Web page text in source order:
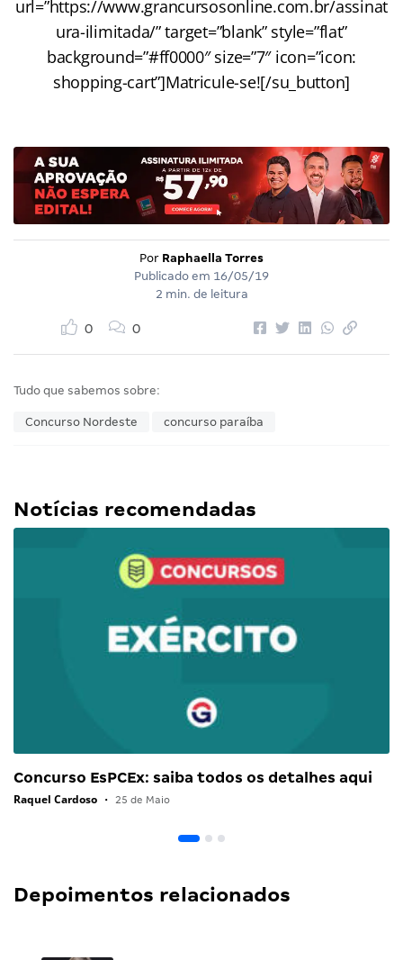
url=”https://www.grancursosonline.com.br/assinat
ura-ilimitada/” target=”blank” style=”flat”
background=”#ff0000″ size=”7″ icon=”icon:
shopping-cart”]Matricule-se![/su_button]
Por Raphaella Torres
Publicado em 16/05/19
2 min. de leitura
0 0
Tudo que sabemos sobre:
Concurso Nordeste concurso paraíba
Notícias recomendadas
Concurso EsPCEx: saiba todos os detalhes aqui
Raquel Cardoso • 25 de Maio
Depoimentos relacionados